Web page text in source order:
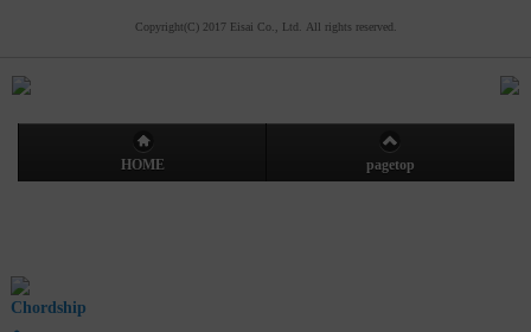
Copyright(C) 2017 Eisai Co., Ltd. All rights reserved.
HOME pagetop